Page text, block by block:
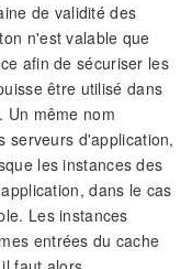
de validité des
n'est valable que
afin de sécuriser les
être utilisé dans
Un même nom
serveurs d'application,
les instances des
dans le cas
Les instances
entrées du cache